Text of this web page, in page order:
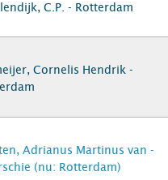
C.P. - Rotterdam
Cornelis Hendrik -
Adrianus Martinus van -
(nu: Rotterdam)